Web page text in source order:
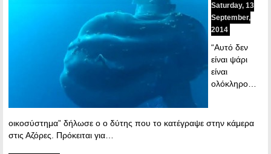
Saturday, 13
September,
2014
“Αυτό δεν
είναι ψάρι
είναι
ολόκληρο…
οικοσύστημα” δήλωσε ο ο δύτης που το κατέγραψε στην κάμερα
στις Αζόρες. Πρόκειται για…